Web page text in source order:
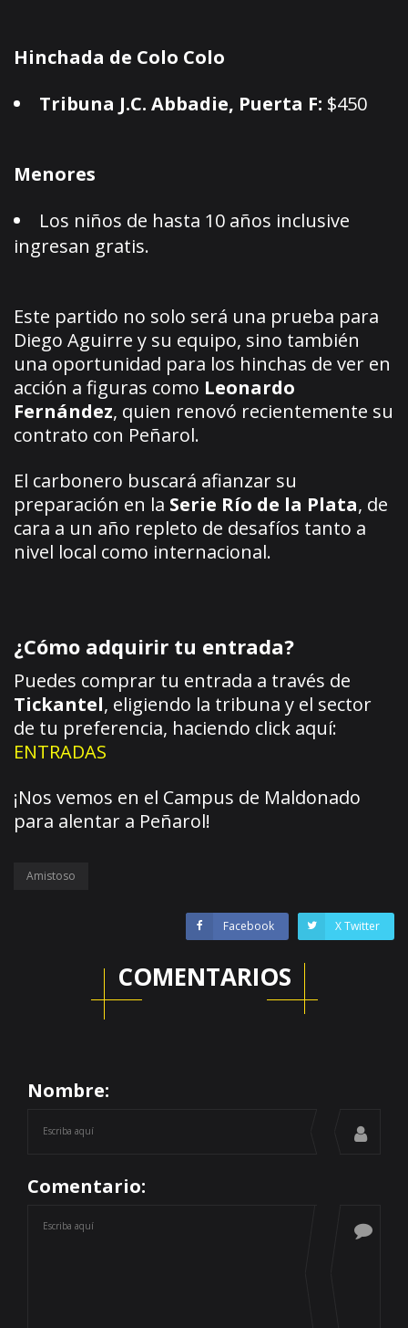
Hinchada de Colo Colo
Tribuna J.C. Abbadie, Puerta F: $450
Menores
Los niños de hasta 10 años inclusive
ingresan gratis.
Este partido no solo será una prueba para
Diego Aguirre y su equipo, sino también
una oportunidad para los hinchas de ver en
acción a figuras como Leonardo
Fernández, quien renovó recientemente su
contrato con Peñarol.
El carbonero buscará afianzar su
preparación en la Serie Río de la Plata, de
cara a un año repleto de desafíos tanto a
nivel local como internacional.
¿Cómo adquirir tu entrada?
Puedes comprar tu entrada a través de
Tickantel, eligiendo la tribuna y el sector
de tu preferencia, haciendo click aquí:
ENTRADAS
¡Nos vemos en el Campus de Maldonado
para alentar a Peñarol!
Amistoso
Facebook X Twitter
COMENTARIOS
Nombre:
Comentario: